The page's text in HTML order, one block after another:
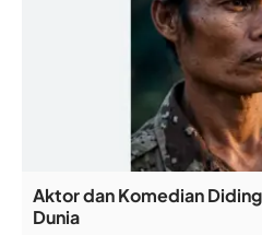
Aktor dan Komedian
Dunia